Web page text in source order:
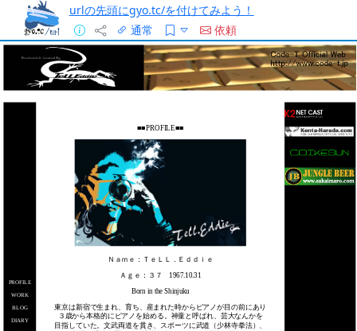
urlの先頭にgyo.tc/を付けてみよう！
通常
依頼